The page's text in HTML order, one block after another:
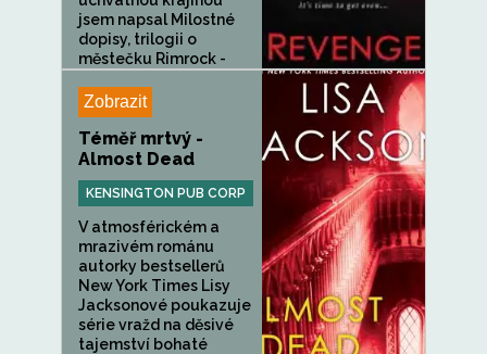
jsem napsal Milostné
dopisy, trilogii o
městečku Rimrock -
Zobrazit
Téměř mrtvý -
Almost Dead
KENSINGTON PUB CORP
V atmosférickém a
mrazivém románu
autorky bestsellerů
New York Times Lisy
Jacksonové poukazuje
série vražd na děsivé
tajemství bohaté